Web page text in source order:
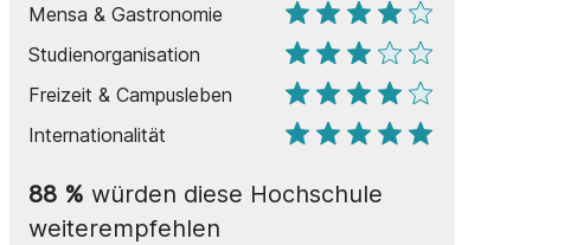
Mensa & Gastronomie
Studienorganisation
Freizeit & Campusleben
Internationalität
88 % würden diese Hochschule
weiterempfehlen